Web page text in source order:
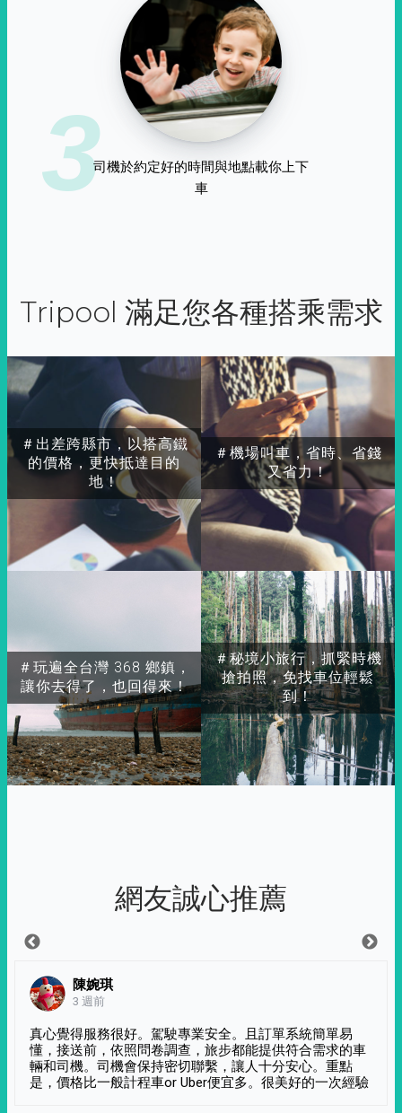
3司機於約定好的時間與地點載你上下
車
Tripool 滿足您各種搭乘需求
＃出差跨縣市，以搭高鐵
的價格，更快抵達目的
地！
＃玩遍全台灣 368 鄉鎮，
讓你去得了，也回得來！
＃秘境小旅行，抓緊時機
搶拍照，免找車位輕鬆
到！
＃機場叫車，省時、省錢
又省力！
網友誠心推薦
陳婉琪
3 週前
真心覺得服務很好。駕駛專業安全。且訂單系統簡單易
懂，接送前，依照問卷調查，旅步都能提供符合需求的車
輛和司機。司機會保持密切聯繫，讓人十分安心。重點
是，價格比一般計程車or Uber便宜多。很美好的一次經驗